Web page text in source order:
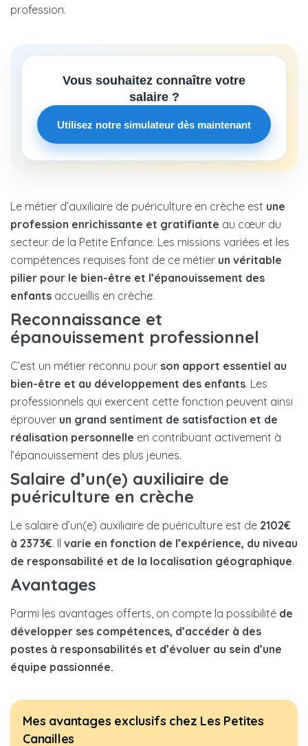
profession.
Vous souhaitez connaître votre
salaire ?
Utilisez notre simulateur dès maintenant
Le métier d’auxiliaire de puériculture en crèche est une
profession enrichissante et gratifiante au cœur du
secteur de la Petite Enfance. Les missions variées et les
compétences requises font de ce métier un véritable
pilier pour le bien-être et l’épanouissement des
enfants accueillis en crèche.
Reconnaissance et
épanouissement professionnel
C’est un métier reconnu pour son apport essentiel au
bien-être et au développement des enfants. Les
professionnels qui exercent cette fonction peuvent ainsi
éprouver un grand sentiment de satisfaction et de
réalisation personnelle en contribuant activement à
l’épanouissement des plus jeunes.
Salaire d’un(e) auxiliaire de
puériculture en crèche
Le salaire d’un(e) auxiliaire de puériculture est de 2102€
à 2373€. Il varie en fonction de l’expérience, du niveau
de responsabilité et de la localisation géographique.
Avantages
Parmi les avantages offerts, on compte la possibilité de
développer ses compétences, d’accéder à des
postes à responsabilités et d’évoluer au sein d’une
équipe passionnée.
Mes avantages exclusifs chez Les Petites
Canailles